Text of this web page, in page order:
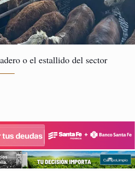
o el estallido del sector